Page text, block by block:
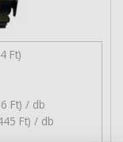
Ft)
Ft) / db
Ft) / db